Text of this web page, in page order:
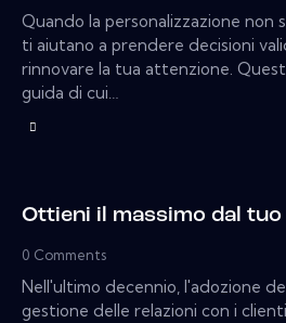
Quando la personalizzazione non
ti aiutano a prendere decisioni
rinnovare la tua attenzione.
guida di cui…
Ottieni il massimo dal tuo
0 Comments
Nell'ultimo decennio, l'adozione
gestione delle relazioni con i